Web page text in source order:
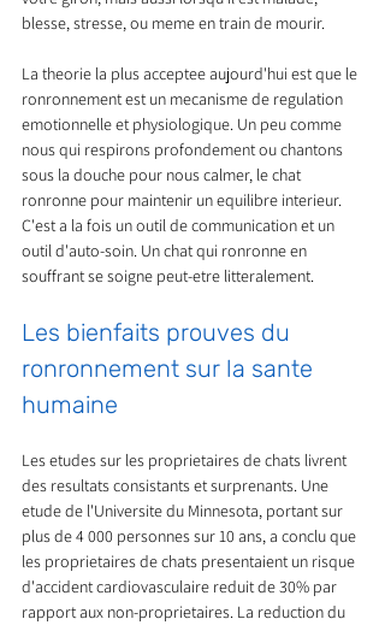
blesse, stresse, ou meme en train de mourir.
La theorie la plus acceptee aujourd'hui est que le
ronronnement est un mecanisme de regulation
emotionnelle et physiologique. Un peu comme
nous qui respirons profondement ou chantons
sous la douche pour nous calmer, le chat
ronronne pour maintenir un equilibre interieur.
C'est a la fois un outil de communication et un
outil d'auto-soin. Un chat qui ronronne en
souffrant se soigne peut-etre litteralement.
Les bienfaits prouves du
ronronnement sur la sante
humaine
Les etudes sur les proprietaires de chats livrent
des resultats consistants et surprenants. Une
etude de l'Universite du Minnesota, portant sur
plus de 4 000 personnes sur 10 ans, a conclu que
les proprietaires de chats presentaient un risque
d'accident cardiovasculaire reduit de 30% par
rapport aux non-proprietaires. La reduction du